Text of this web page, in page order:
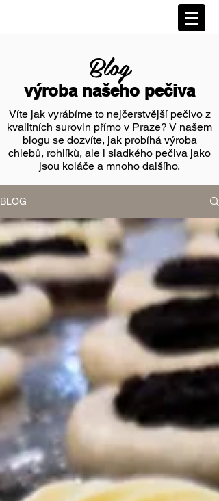
BLOG
Blog
výroba našeho pečiva
Víte jak vyrábíme to nejčerstvější pečivo z
kvalitních surovin přímo v Praze? V našem
blogu se dozvíte, jak probíhá výroba
chlebů, rohlíků, ale i sladkého pečiva jako
jsou koláče a mnoho dalšího.